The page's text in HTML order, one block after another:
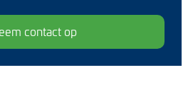
contact op